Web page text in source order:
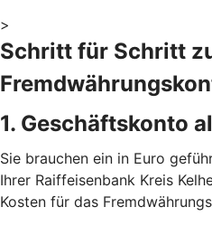
>
Schritt für Schritt
1. Geschäftskonto
Sie brauchen ein in Euro
Ihrer Raiffeisenbank Kreis
Kosten für das